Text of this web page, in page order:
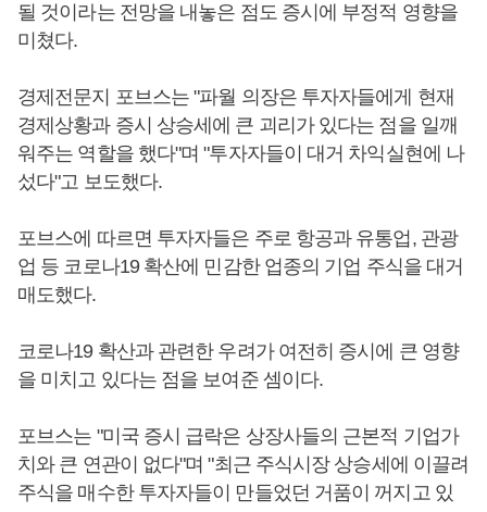
될 것이라는 전망을 내놓은 점도 증시에 부정적 영향을
미쳤다.
경제전문지 포브스는 "파월 의장은 투자자들에게 현재
경제상황과 증시 상승세에 큰 괴리가 있다는 점을 일깨
워주는 역할을 했다"며 "투자자들이 대거 차익실현에 나
섰다"고 보도했다.
포브스에 따르면 투자자들은 주로 항공과 유통업, 관광
업 등 코로나19 확산에 민감한 업종의 기업 주식을 대거
매도했다.
코로나19 확산과 관련한 우려가 여전히 증시에 큰 영향
을 미치고 있다는 점을 보여준 셈이다.
포브스는 "미국 증시 급락은 상장사들의 근본적 기업가
치와 큰 연관이 없다"며 "최근 주식시장 상승세에 이끌려
주식을 매수한 투자자들이 만들었던 거품이 꺼지고 있